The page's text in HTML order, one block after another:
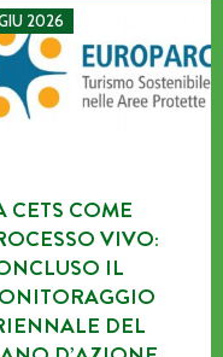
L’AFFIDAMENTO
2026come processo
CETS COME
VIVO:
IL
DEL